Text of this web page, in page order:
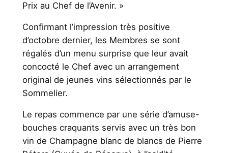
Prix au Chef de l’Avenir. »
Confirmant l’impression très positive
d’octobre dernier, les Membres se sont
régalés d’un menu surprise que leur avait
concocté le Chef avec un arrangement
original de jeunes vins sélectionnés par le
Sommelier.
Le repas commence par une série d’amuse-
bouches craquants servis avec un très bon
vin de Champagne blanc de blancs de Pierre